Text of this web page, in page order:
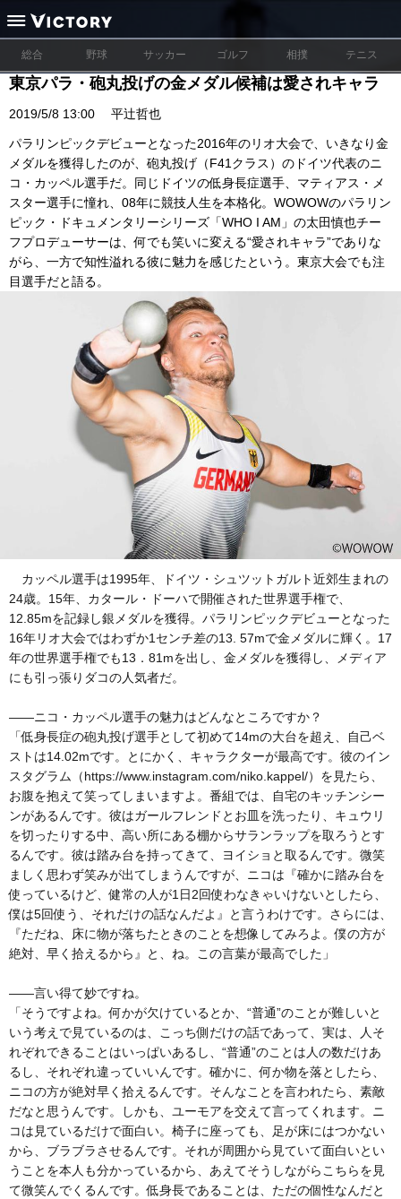
総合 野球 サッカー ゴルフ 相撲 テニス
東京パラ・砲丸投げの金メダル候補は愛されキャラ
2019/5/8 13:00 平辻哲也
パラリンピックデビューとなった2016年のリオ大会で、いきなり金
メダルを獲得したのが、砲丸投げ（F41クラス）のドイツ代表のニ
コ・カッペル選手だ。同じドイツの低身長症選手、マティアス・メ
スター選手に憧れ、08年に競技人生を本格化。WOWOWのパラリン
ピック・ドキュメンタリーシリーズ「WHO I AM」の太田慎也チー
フプロデューサーは、何でも笑いに変える“愛されキャラ”でありな
がら、一方で知性溢れる彼に魅力を感じたという。東京大会でも注
目選手だと語る。
カッペル選手は1995年、ドイツ・シュツットガルト近郊生まれの
24歳。15年、カタール・ドーハで開催された世界選手権で、
12.85mを記録し銀メダルを獲得。パラリンピックデビューとなった
16年リオ大会ではわずか1センチ差の13. 57mで金メダルに輝く。17
年の世界選手権でも13．81mを出し、金メダルを獲得し、メディア
にも引っ張りダコの人気者だ。
――ニコ・カッペル選手の魅力はどんなところですか？
「低身長症の砲丸投げ選手として初めて14mの大台を超え、自己ベ
ストは14.02mです。とにかく、キャラクターが最高です。彼のイン
スタグラム（https://www.instagram.com/niko.kappel/）を見たら、
お腹を抱えて笑ってしまいますよ。番組では、自宅のキッチンシー
ンがあるんです。彼はガールフレンドとお皿を洗ったり、キュウリ
を切ったりする中、高い所にある棚からサランラップを取ろうとす
るんです。彼は踏み台を持ってきて、ヨイショと取るんです。微笑
ましく思わず笑みが出てしまうんですが、ニコは『確かに踏み台を
使っているけど、健常の人が1日2回使わなきゃいけないとしたら、
僕は5回使う、それだけの話なんだよ』と言うわけです。さらには、
『ただね、床に物が落ちたときのことを想像してみろよ。僕の方が
絶対、早く拾えるから』と、ね。この言葉が最高でした」
――言い得て妙ですね。
「そうですよね。何かが欠けているとか、“普通”のことが難しいと
いう考えで見ているのは、こっち側だけの話であって、実は、人そ
れぞれできることはいっぱいあるし、“普通”のことは人の数だけあ
るし、それぞれ違っていいんです。確かに、何か物を落としたら、
ニコの方が絶対早く拾えるんです。そんなことを言われたら、素敵
だなと思うんです。しかも、ユーモアを交えて言ってくれます。ニ
コは見ているだけで面白い。椅子に座っても、足が床にはつかない
から、ブラブラさせるんです。それが周囲から見ていて面白いとい
うことを本人も分かっているから、あえてそうしながらこちらを見
て微笑んでくるんです。低身長であることは、ただの個性なんだと